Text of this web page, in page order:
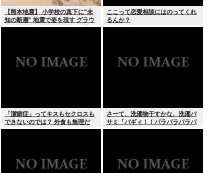
【熊本地震】 小学校の真下に"未
知の断層" 地震で姿を現す グラウ
ンドに地割れ校舎に亀裂 八代市
ここって恋愛相談にはのってくれ
るんか？
「潔癖症」ってキスもセクロスも
できないのでは？ 外食も無理だ
ろ。
さーて、洗濯物干すかな、洗濯バ
サミ「バギィ！！パラパラパラパ
ラ」